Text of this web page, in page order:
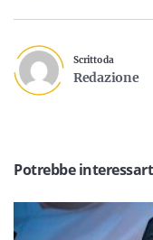
Scritto da
Redazione
Potrebbe